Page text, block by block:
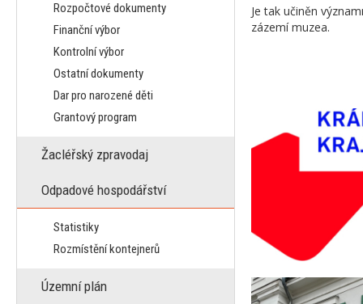
Rozpočtové dokumenty
Finanční výbor
Kontrolní výbor
Ostatní dokumenty
Dar pro narozené děti
Grantový program
Žacléřský zpravodaj
Odpadové hospodářství
Statistiky
Rozmístění kontejnerů
Územní plán
Je tak učiněn
zázemí muzea.